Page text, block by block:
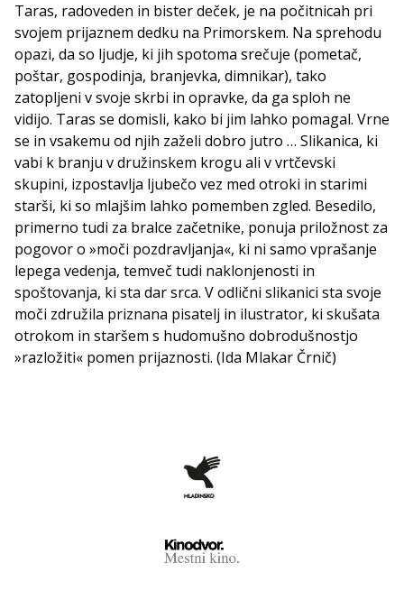
Taras, radoveden in bister deček, je na počitnicah pri
svojem prijaznem dedku na Primorskem. Na sprehodu
opazi, da so ljudje, ki jih spotoma srečuje (pometač,
poštar, gospodinja, branjevka, dimnikar), tako
zatopljeni v svoje skrbi in opravke, da ga sploh ne
vidijo. Taras se domisli, kako bi jim lahko pomagal. Vrne
se in vsakemu od njih zaželi dobro jutro … Slikanica, ki
vabi k branju v družinskem krogu ali v vrtčevski
skupini, izpostavlja ljubečo vez med otroki in starimi
starši, ki so mlajšim lahko pomemben zgled. Besedilo,
primerno tudi za bralce začetnike, ponuja priložnost za
pogovor o »moči pozdravljanja«, ki ni samo vprašanje
lepega vedenja, temveč tudi naklonjenosti in
spoštovanja, ki sta dar srca. V odlični slikanici sta svoje
moči združila priznana pisatelj in ilustrator, ki skušata
otrokom in staršem s hudomušno dobrodušnostjo
»razložiti« pomen prijaznosti. (Ida Mlakar Črnič)